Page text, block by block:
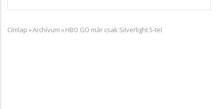
Morzsa
Címlap »Archívum »HBO GO már csak Silverlight 5-tel